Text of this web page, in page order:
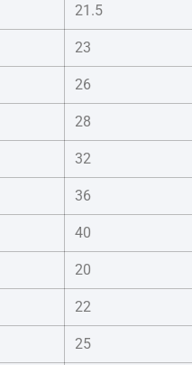
21.5
23
26
28
32
36
40
20
22
25